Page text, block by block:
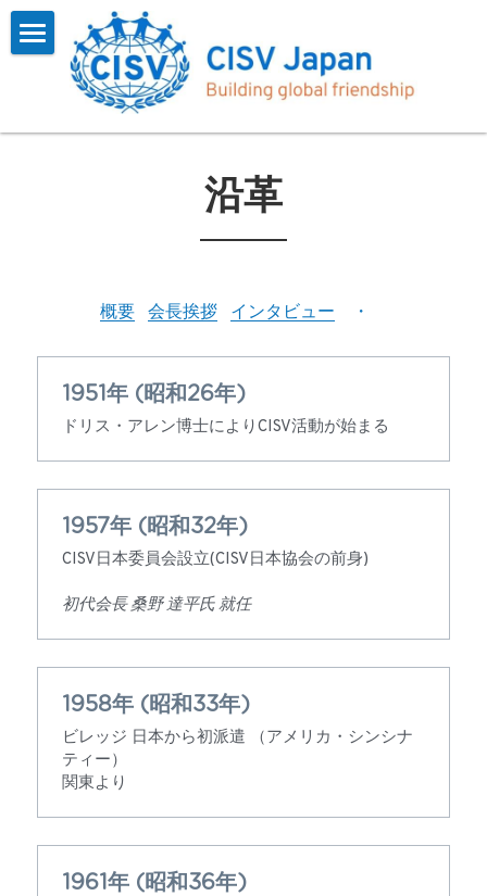
Home
CISV Journey
参加するには
会員用
お知らせ
フォーム
公開情報
検索
沿革
概要 会長挨拶 インタビュー ・
1951年 (昭和26年​)
ドリス・アレン博士によりCISV活動が始まる
1957年 (昭和32年​)
CISV日本委員会設立(CISV日本協会の前身)
初代会長 桑野 達平氏 就任
1958年 (昭和33年)
ビレッジ 日本から初派遣 （アメリカ・シンシナ
ティー）
関東より
1961年 (昭和36年)
ブログカテゴリー
すべてのカテゴリ